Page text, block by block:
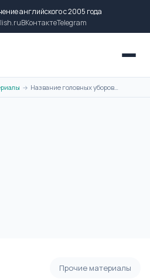
английского с 2005 года
ВКонтактеTelegram
→ Название головных уборов на английском языке с переводом
Прочие материалы